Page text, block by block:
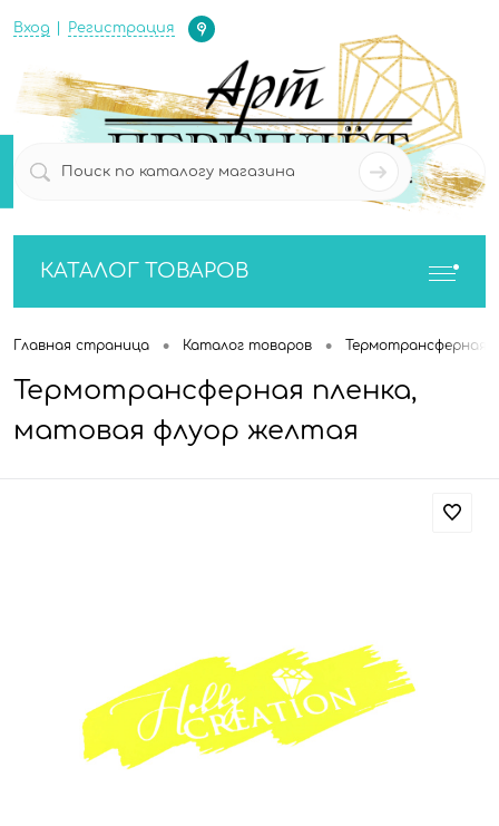
Вход Регистрация
Определение
0
КАТАЛОГ ТОВАРОВ
Главная страница • Каталог товаров • Термотрансферная
Термотрансферная пленка,
матовая флуор желтая